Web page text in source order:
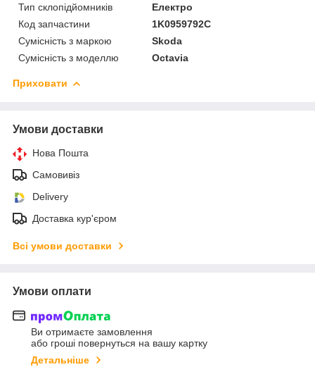
Тип склопідйомників
Електро
Код запчастини
1K0959792C
Сумісність з маркою
Skoda
Сумісність з моделлю
Octavia
Приховати
Умови доставки
Нова Пошта
Самовивіз
Delivery
Доставка кур'єром
Всі умови доставки
Умови оплати
Ви отримаєте замовлення
або гроші повернуться на вашу картку
Детальніше